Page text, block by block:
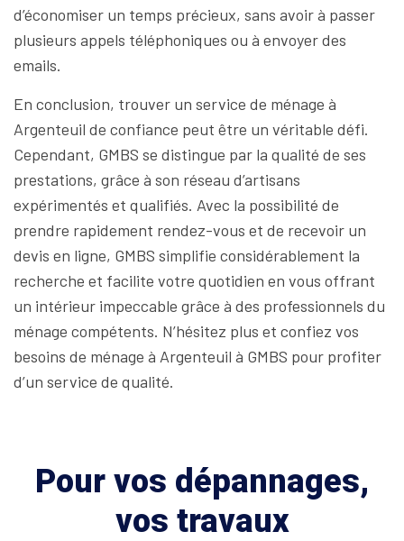
d’économiser un temps précieux, sans avoir à passer
plusieurs appels téléphoniques ou à envoyer des
emails.
En conclusion, trouver un service de ménage à
Argenteuil de confiance peut être un véritable défi.
Cependant, GMBS se distingue par la qualité de ses
prestations, grâce à son réseau d’artisans
expérimentés et qualifiés. Avec la possibilité de
prendre rapidement rendez-vous et de recevoir un
devis en ligne, GMBS simplifie considérablement la
recherche et facilite votre quotidien en vous offrant
un intérieur impeccable grâce à des professionnels du
ménage compétents. N’hésitez plus et confiez vos
besoins de ménage à Argenteuil à GMBS pour profiter
d’un service de qualité.
Pour vos dépannages,
vos travaux